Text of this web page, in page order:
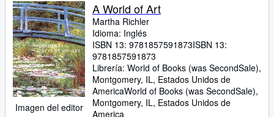
Imagen del editor
A World of Art
Martha Richler
Idioma: Inglés
ISBN 13: 9781857591873ISBN 13:
9781857591873
Librería: World of Books (was SecondSale),
Montgomery, IL, Estados Unidos de
AmericaWorld of Books (was SecondSale),
Montgomery, IL, Estados Unidos de
America